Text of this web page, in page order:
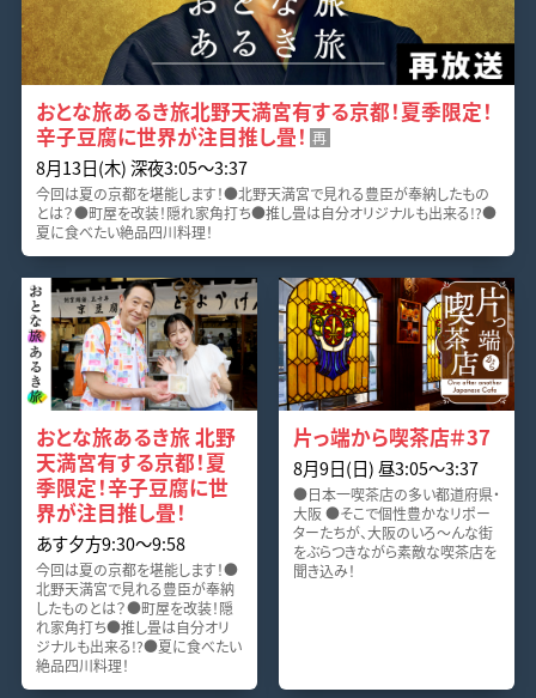
おとな旅あるき旅北野天満宮有する京都！夏季限定！
辛子豆腐に世界が注目推し畳！ 再
8月13日(木) 深夜3:05〜3:37
今回は夏の京都を堪能します！●北野天満宮で見れる豊臣が奉納したもの
とは？●町屋を改装！隠れ家角打ち●推し畳は自分オリジナルも出来る!?●
夏に食べたい絶品四川料理！
おとな旅あるき旅 北野
天満宮有する京都！夏
季限定！辛子豆腐に世
界が注目推し畳！
あす夕方9:30〜9:58
今回は夏の京都を堪能します！●
北野天満宮で見れる豊臣が奉納
したものとは？●町屋を改装！隠
れ家角打ち●推し畳は自分オリ
ジナルも出来る!?●夏に食べたい
絶品四川料理！
片っ端から喫茶店＃37
8月9日(日) 昼3:05〜3:37
●日本一喫茶店の多い都道府県・
大阪 ●そこで個性豊かなリポー
ターたちが、大阪のいろ～んな街
をぶらつきながら素敵な喫茶店を
聞き込み！